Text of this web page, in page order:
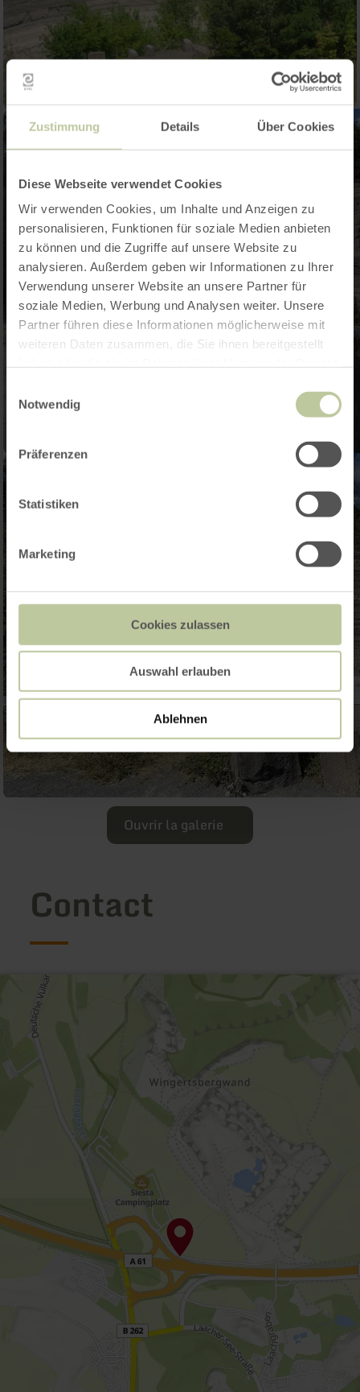
Zustimmung Details Über Cookies
Diese Webseite verwendet Cookies
Wir verwenden Cookies, um Inhalte und Anzeigen zu
personalisieren, Funktionen für soziale Medien anbieten
zu können und die Zugriffe auf unsere Website zu
analysieren. Außerdem geben wir Informationen zu Ihrer
Verwendung unserer Website an unsere Partner für
soziale Medien, Werbung und Analysen weiter. Unsere
Partner führen diese Informationen möglicherweise mit
weiteren Daten zusammen, die Sie ihnen bereitgestellt
Notwendig
Präferenzen
Statistiken
Marketing
Cookies zulassen
Auswahl erlauben
Ablehnen
Ouvrir la galerie
Contact